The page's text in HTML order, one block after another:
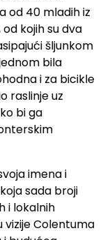
od 40 mladih iz
kojih su dva
šljunkom
bila
i za bicikle
raslinje uz
bi ga
imena i
sada broji
i lokalnih
vizije Colentuma